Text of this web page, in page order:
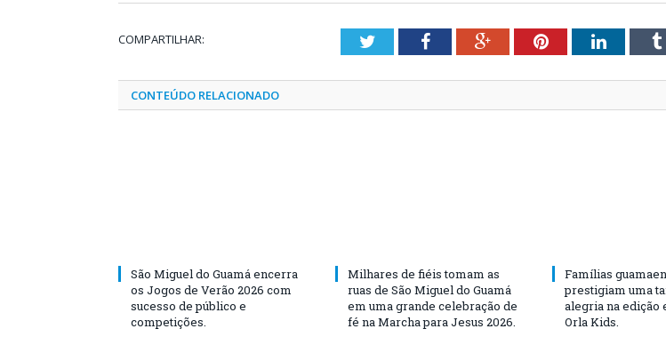
COMPARTILHAR: TwitterFacebookGoogle+PinterestLinkedIn
CONTEÚDO RELACIONADO
São Miguel do Guamá encerra
os Jogos de Verão 2026 com
sucesso de público e
competições.
Milhares de fiéis tomam as
ruas de São Miguel do Guamá
em uma grande celebração de
fé na Marcha para Jesus 2026.
Famílias
prestigiam uma
alegria na edição
Orla Kids.